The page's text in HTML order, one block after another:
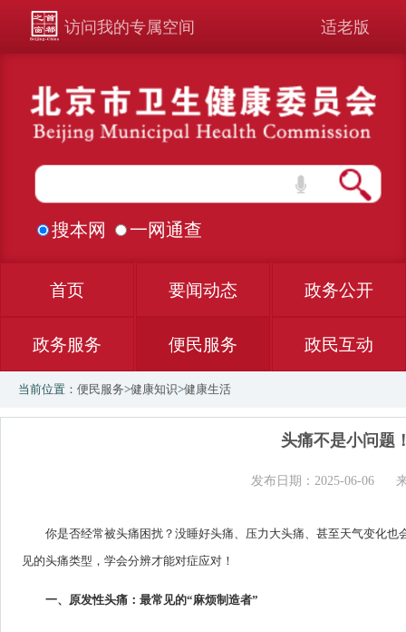
访问我的专属空间 适老版
搜本网 一网通查
首页 要闻动态 政务公开
政务服务 便民服务 政民互动
当前位置： 便民服务>健康知识>健康生活
头痛不是小问题
发布日期：2025-06-06
你是否经常被头痛困扰？没睡好头痛、压力大头痛、甚至天气变化
见的头痛类型，学会分辨才能对症应对！
一、原发性头痛：最常见的“麻烦制造者”